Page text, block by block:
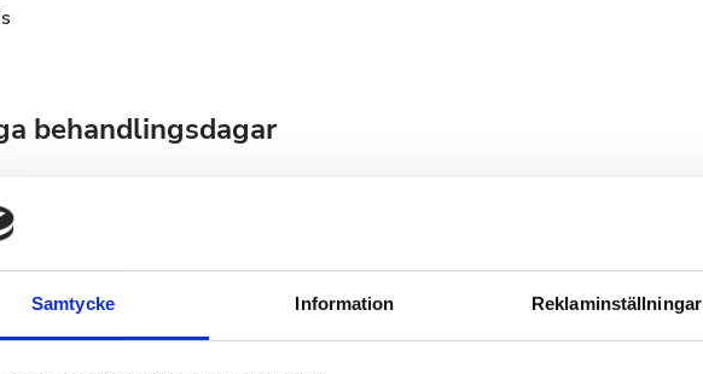
Samtycke Information Reklaminställningar
behandlingsdagar
2026
Fre Lör Sön
September 2026